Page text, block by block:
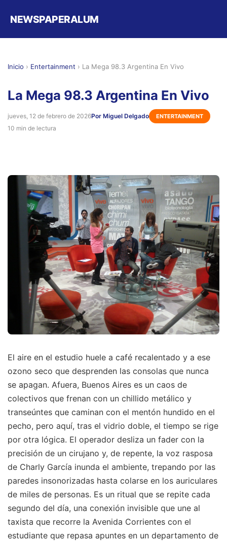
NEWSPAPERALUM
Inicio › Entertainment › La Mega 98.3 Argentina En Vivo
La Mega 98.3 Argentina En Vivo
jueves, 12 de febrero de 2026Por Miguel Delgado ENTERTAINMENT
10 min de lectura
El aire en el estudio huele a café recalentado y a ese
ozono seco que desprenden las consolas que nunca
se apagan. Afuera, Buenos Aires es un caos de
colectivos que frenan con un chillido metálico y
transeúntes que caminan con el mentón hundido en el
pecho, pero aquí, tras el vidrio doble, el tiempo se rige
por otra lógica. El operador desliza un fader con la
precisión de un cirujano y, de repente, la voz rasposa
de Charly García inunda el ambiente, trepando por las
paredes insonorizadas hasta colarse en los auriculares
de miles de personas. Es un ritual que se repite cada
segundo del día, una conexión invisible que une al
taxista que recorre la Avenida Corrientes con el
estudiante que repasa apuntes en un departamento de